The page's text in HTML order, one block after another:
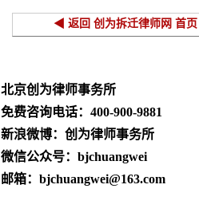
◀ 返回 创为拆迁律师网 首
北京创为律师事务所
免费咨询电话： 400-900-9881
新浪微博：创为律师事务所
微信公众号：bjchuangwei
邮箱：bjchuangwei@163.com